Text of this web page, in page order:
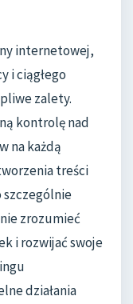
internetowej,
i ciągłego
zalety.
kontrolę nad
na każdą
treści
zrozumieć
i rozwijać swoje
działania